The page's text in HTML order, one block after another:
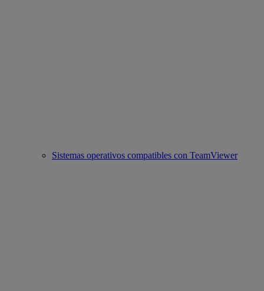
Sistemas operativos compatibles con TeamViewer